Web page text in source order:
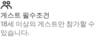
게스트 필수조건
18세 이상의 게스트만 참가할 수
있습니다.